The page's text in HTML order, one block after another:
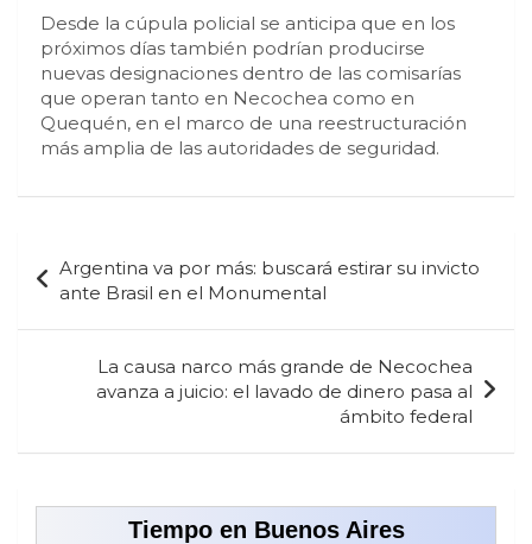
Desde la cúpula policial se anticipa que en los
próximos días también podrían producirse
nuevas designaciones dentro de las comisarías
que operan tanto en Necochea como en
Quequén, en el marco de una reestructuración
más amplia de las autoridades de seguridad.
de
entradas
Argentina va por más: buscará estirar su invicto
ante Brasil en el Monumental
La causa narco más grande de Necochea
avanza a juicio: el lavado de dinero pasa al
ámbito federal
Tiempo en Buenos Aires